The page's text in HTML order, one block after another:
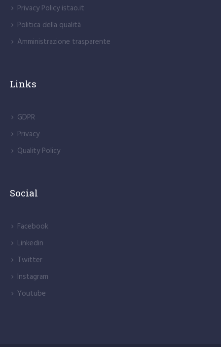
Privacy Policy istao.it
Politica della qualità
Amministrazione trasparente
Links
GDPR
Privacy
Quality Policy
Social
Facebook
Linkedin
Twitter
Instagram
Youtube